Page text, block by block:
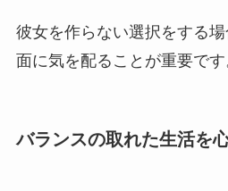
彼女を作らない選択をする
面に気を配ることが重要です
バランスの取れた生活を